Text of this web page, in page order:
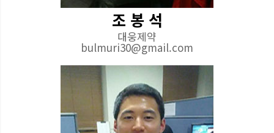
조 봉 석
대웅제약
bulmuri30@gmail.com